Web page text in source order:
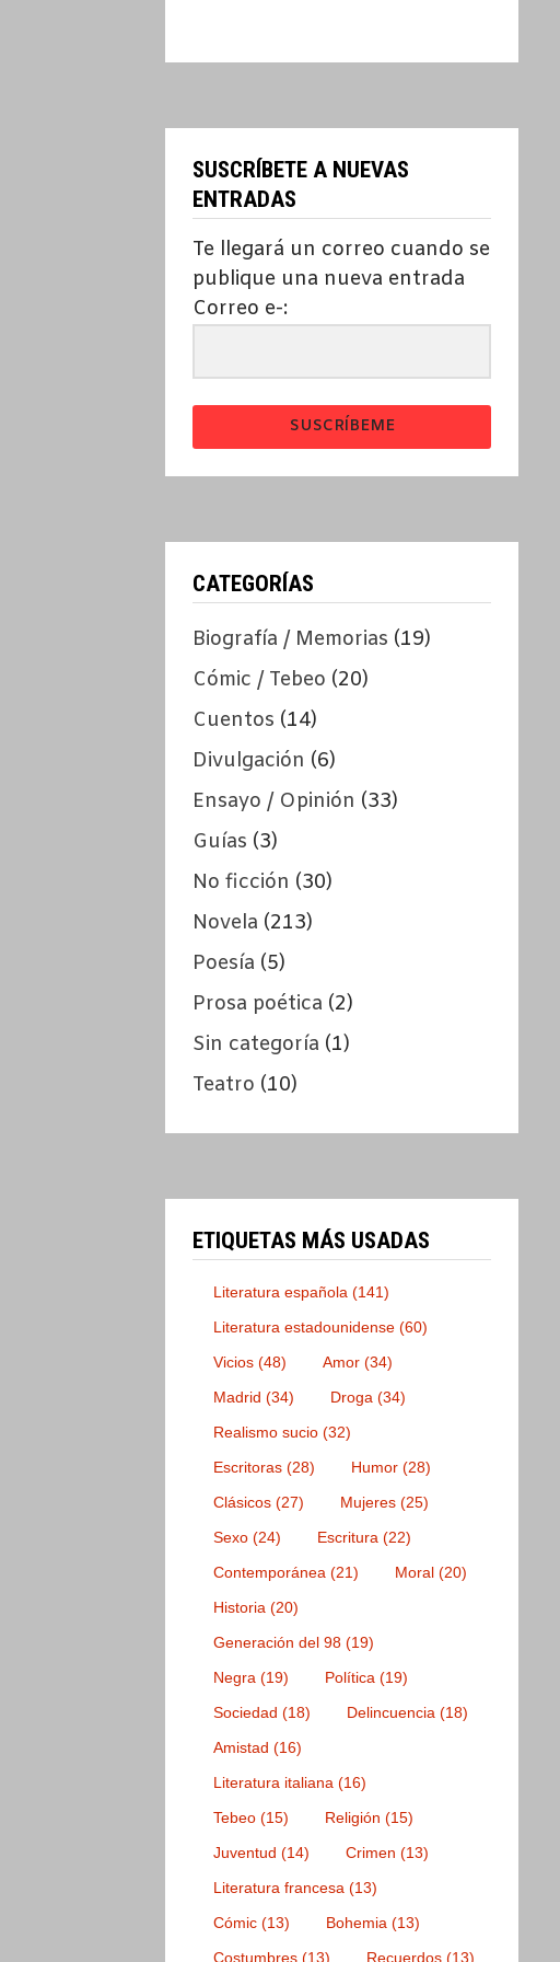
SUSCRÍBETE A NUEVAS
ENTRADAS
Te llegará un correo cuando se
publique una nueva entrada
Correo e-:
SUSCRÍBEME
CATEGORÍAS
Biografía / Memorias (19)
Cómic / Tebeo (20)
Cuentos (14)
Divulgación (6)
Ensayo / Opinión (33)
Guías (3)
No ficción (30)
Novela (213)
Poesía (5)
Prosa poética (2)
Sin categoría (1)
Teatro (10)
ETIQUETAS MÁS USADAS
Literatura española (141)
Literatura estadounidense (60)
Vicios (48) Amor (34)
Madrid (34) Droga (34)
Realismo sucio (32)
Escritoras (28) Humor (28)
Clásicos (27) Mujeres (25)
Sexo (24) Escritura (22)
Contemporánea (21) Moral (20)
Historia (20)
Generación del 98 (19)
Negra (19) Política (19)
Sociedad (18) Delincuencia (18)
Amistad (16)
Literatura italiana (16)
Tebeo (15) Religión (15)
Juventud (14) Crimen (13)
Literatura francesa (13)
Cómic (13) Bohemia (13)
Costumbres (13) Recuerdos (13)